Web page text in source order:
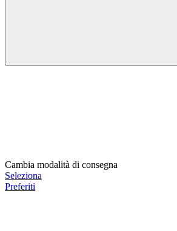
Cambia modalità di consegna
Seleziona
Preferiti